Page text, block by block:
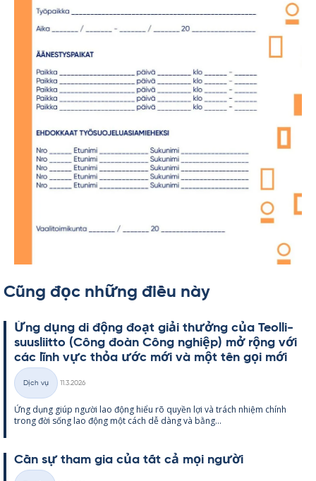
Cũng đọc những điều này
Ứng dụng di động đoạt giải thưởng của Teol­li­
suus­liitto (Công đoàn Công ng­hiệp) mở rộng với
các lĩnh vực thỏa ước mới và một tên gọi mới
Thể
loại
Dịch vụ
11.3.2026
Ứng dụng giúp người lao động hiểu rõ qu­yền lợi và trách nhiệm chính
trong đời sống lao động một cách dễ dàng và bằng...
Cần sự tham gia của tất cả mọi người